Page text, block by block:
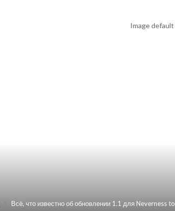
Всё, что известно об обновлении 1.1 для Neverness